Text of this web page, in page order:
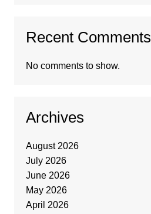
Recent Comments
No comments to show.
Archives
August 2026
July 2026
June 2026
May 2026
April 2026